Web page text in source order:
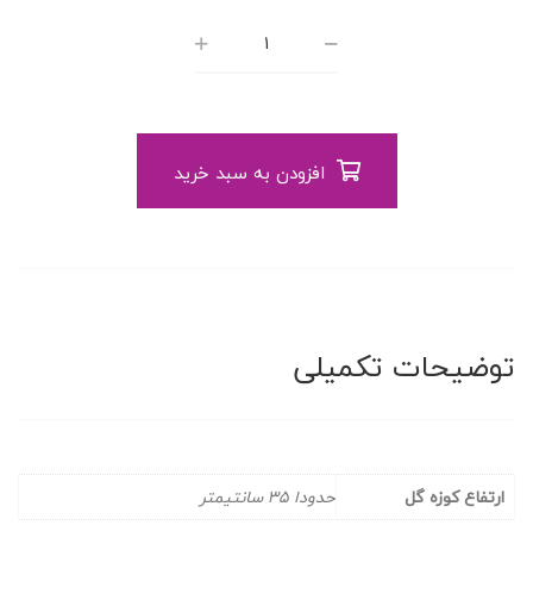
افزودن به سبد خرید
توضیحات تکمیلی
ارتفاع کوزه گل حدودا 35 سانتیمتر